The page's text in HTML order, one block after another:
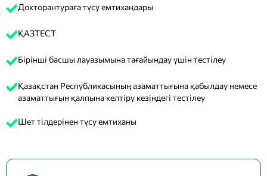
Докторантураға түсу емтихандары
ҚАЗТЕСТ
Бірінші басшы лауазымына тағайындау үшін тестілеу
Қазақстан Республикасының азаматтығына қабылдау немесе
азаматтығын қалпына келтіру кезіндегі тестілеу
Шет тілдерінен түсу емтиханы